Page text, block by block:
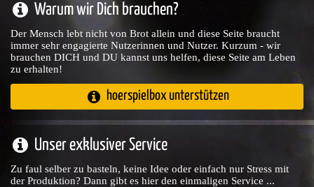
Warum wir Dich brauchen?
Der Mensch lebt nicht von Brot allein und diese Seite braucht
immer sehr engagierte Nutzerinnen und Nutzer. Kurzum - wir
brauchen DICH und DU kannst uns helfen, diese Seite am Leben
zu erhalten!
hoerspielbox unterstützen
Unser exklusiver Service
Zu faul selber zu basteln, keine Idee oder einfach nur Stress mit
der Produktion? Dann gibt es hier den einmaligen Service ...